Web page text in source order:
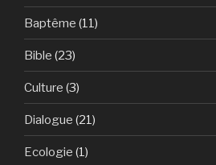
Baptême (11)
Bible (23)
Culture (3)
Dialogue (21)
Ecologie (1)